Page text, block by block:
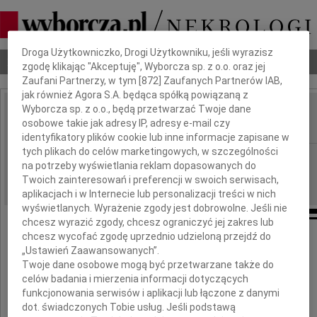
Nekrologi Odeszli Poradnik pogrzebowy
IMIĘ I NAZWISKO: Maria Drzewiecka
REGION: Łódź
DATA EMISJI: 07.10.2009
Drogi Szefie, Mirku
W trudnych chwilach
Dbamy o Twoją prywatność
Droga Użytkowniczko, Drogi Użytkowniku, jeśli wyrazisz
zgodę klikając "Akceptuję", Wyborcza sp. z o.o. oraz jej
Zaufani Partnerzy, w tym [872 ] Zaufanych Partnerów IAB,
jak również Agora S.A. będąca spółką powiązaną z
Wyborcza sp. z o.o., będą przetwarzać Twoje dane
osobowe takie jak adresy IP, adresy e-mail czy
identyfikatory plików cookie lub inne informacje zapisane w
tych plikach do celów marketingowych, w szczególności
na potrzeby wyświetlania reklam dopasowanych do
Twoich zainteresowań i preferencji w swoich serwisach,
aplikacjach i w Internecie lub personalizacji treści w nich
wyświetlanych. Wyrażenie zgody jest dobrowolne. Jeśli nie
chcesz wyrazić zgody, chcesz ograniczyć jej zakres lub
chcesz wycofać zgodę uprzednio udzieloną przejdź do
„Ustawień Zaawansowanych”.
Twoje dane osobowe mogą być przetwarzane także do
celów badania i mierzenia informacji dotyczących
funkcjonowania serwisów i aplikacji lub łączone z danymi
dot. świadczonych Tobie usług. Jeśli podstawą